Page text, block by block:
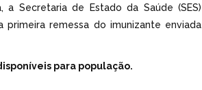
a Secretaria de Estado da Saúde (SES)
remessa do imunizante enviada
para população.